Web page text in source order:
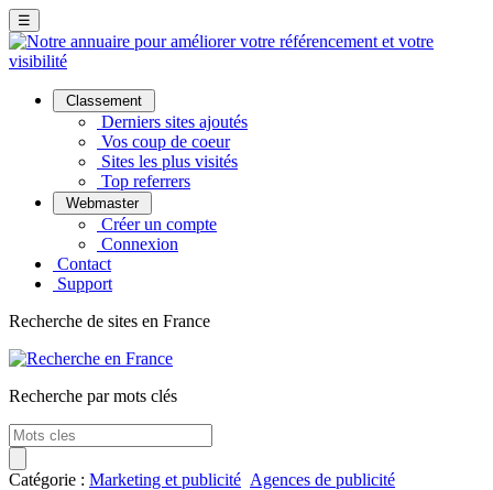
☰
Classement
Derniers sites ajoutés
Vos coup de coeur
Sites les plus visités
Top referrers
Webmaster
Créer un compte
Connexion
Contact
Support
Recherche de sites en France
Recherche par mots clés
Catégorie : Marketing et publicité Agences de publicité